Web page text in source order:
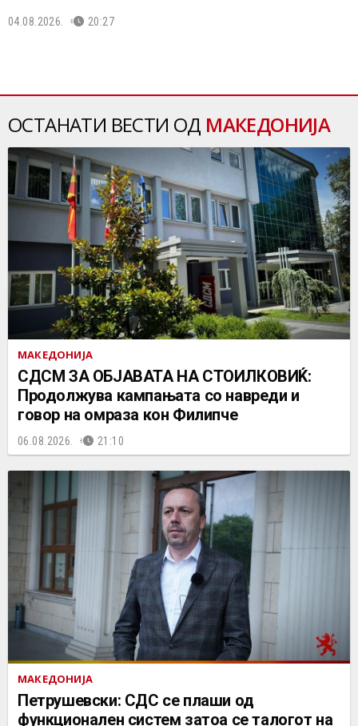
04.08.2026. 20:27
ОСТАНАТИ ВЕСТИ ОД МАКЕДОНИЈА
МАКЕДОНИЈА
СДСМ ЗА ОБЈАВАТА НА СТОИЛКОВИЌ:
Продолжува кампањата со навреди и
говор на омраза кон Филипче
06.08.2026. 21:10
МАКЕДОНИЈА
Петрушевски: СДС се плаши од
функционален систем затоа се талогот на